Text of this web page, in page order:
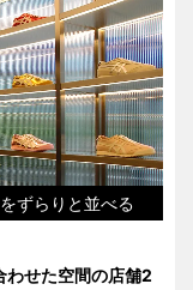
ずらりと並べる
わせた空間の店舗2